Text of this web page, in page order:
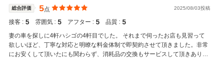
総合評価 5点 2025/08/03投稿
接客 : 5 雰囲気 : 5 アフター : 5 品質 : 5
妻の車を探しに4軒ハシゴの4軒目でした。 それまで伺ったお店も見習って
欲しいほど、丁寧な対応と明瞭な料金体制で即契約させて頂きました。非常
にお安くして頂いたにも関わらず、消耗品の交換もサービスして頂きありが